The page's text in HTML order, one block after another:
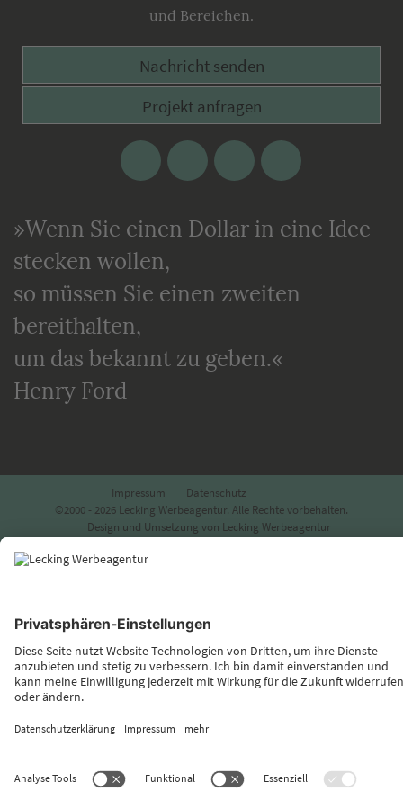
und Bereichen.
Nachricht senden
Projekt anfragen
Facebook Google
Plus
Twitter Xing
»Wenn Sie einen Dollar in eine Idee
stecken wollen,
so müssen Sie einen zweiten
bereithalten,
um das bekannt zu geben.«
Henry Ford
Impressum
Datenschutz
©2000 - 2026 Lecking Werbeagentur. Alle Rechte vorbehalten.
Design und Umsetzung von Lecking Werbeagentur